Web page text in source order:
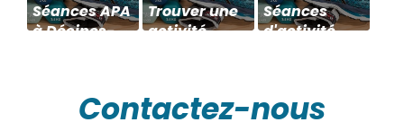
Séances APA
à Décines-
Trouver une
activité
des chutes à
Séances
d'activité
Contactez-nous